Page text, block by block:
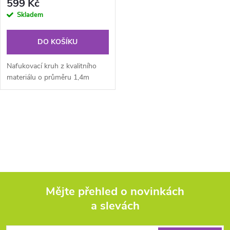
r
o
d
u
r
d
u
ů
599 Kč
Skladem
DO KOŠÍKU
Nafukovací kruh z kvalitního
materiálu o průměru 1,4m
a
Mějte přehled o novinkách
a slevách